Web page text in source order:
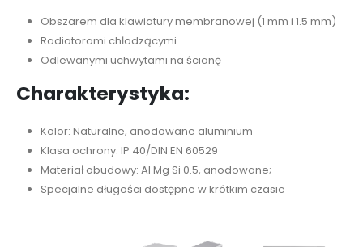
Obszarem dla klawiatury membranowej (1 mm i 1.5 mm)
Radiatorami chłodzącymi
Odlewanymi uchwytami na ścianę
Charakterystyka:
Kolor: Naturalne, anodowane aluminium
Klasa ochrony: IP 40/DIN EN 60529
Materiał obudowy: Al Mg Si 0.5, anodowane;
Specjalne długości dostępne w krótkim czasie